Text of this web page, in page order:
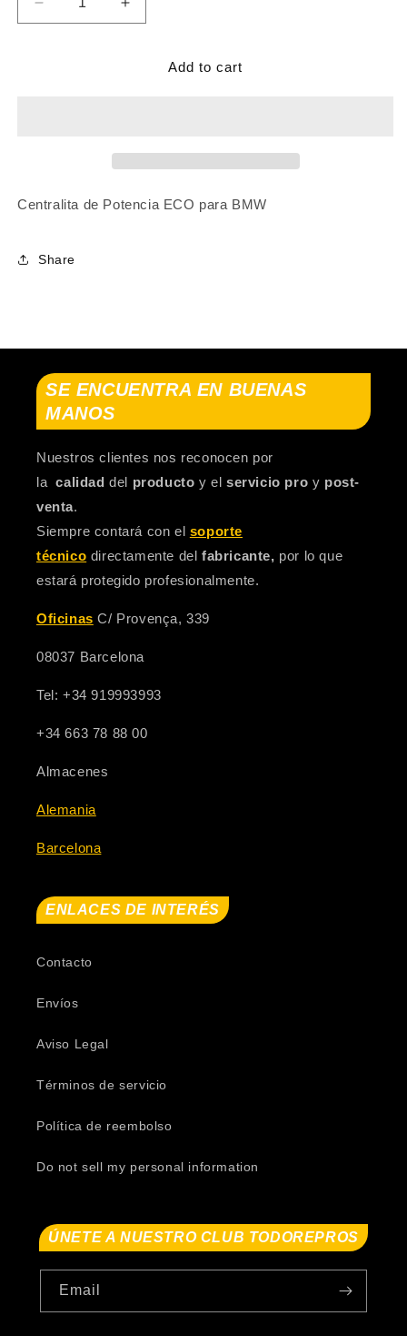
Decrease
quantity
2019-...
Increase
quantity
BoostrPro
2019-...
Add to cart
Centralita de Potencia ECO para BMW
Share
SE ENCUENTRA EN BUENAS
MANOS
Nuestros clientes nos reconocen por
lacalidad del producto y elservicio pro y post-
venta.
Siempre contará con el soporte
técnico directamente delfabricante, por lo que
estará protegido profesionalmente.
Oficinas C/ Provença, 339
08037 Barcelona
Tel: +34 919993993
+34 663 78 88 00
Almacenes
Alemania
Barcelona
ENLACES DE INTERÉS
Contacto
Envíos
Aviso Legal
Términos de servicio
Política de reembolso
Do not sell my personal information
ÚNETE A NUESTRO CLUB TODOREPROS
Email